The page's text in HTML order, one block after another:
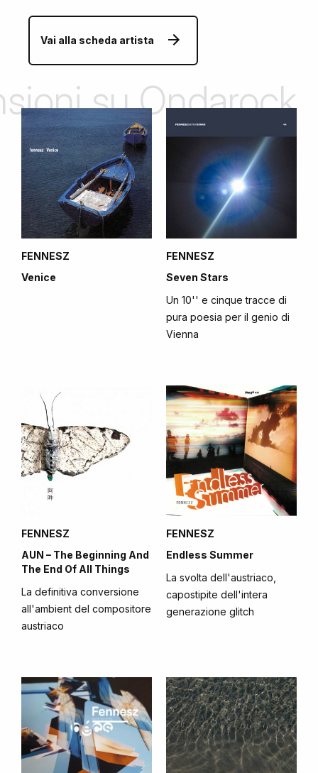
Vai alla scheda artista
su Ondarock
FENNESZ
Venice
FENNESZ
Seven Stars
Un 10'' e cinque tracce di
pura poesia per il genio di
Vienna
FENNESZ
AUN – The Beginning And
The End Of All Things
La definitiva conversione
all'ambient del compositore
austriaco
FENNESZ
Endless Summer
La svolta dell'austriaco,
capostipite dell'intera
generazione glitch